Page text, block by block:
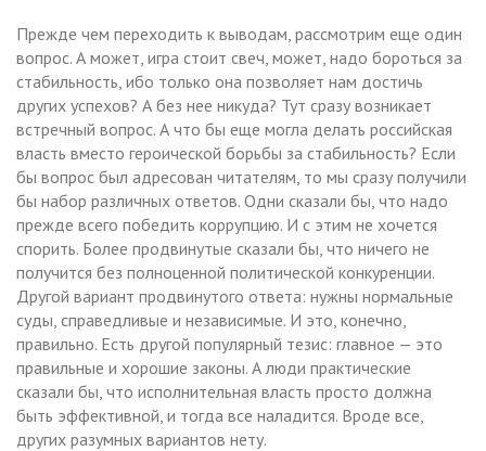
Прежде чем переходить к выводам, рассмотрим еще один
вопрос. А может, игра стоит свеч, может, надо бороться за
стабильность, ибо только она позволяет нам достичь
других успехов? А без нее никуда? Тут сразу возникает
встречный вопрос. А что бы еще могла делать российская
власть вместо героической борьбы за стабильность? Если
бы вопрос был адресован читателям, то мы сразу получили
бы набор различных ответов. Одни сказали бы, что надо
прежде всего победить коррупцию. И с этим не хочется
спорить. Более продвинутые сказали бы, что ничего не
получится без полноценной политической конкуренции.
Другой вариант продвинутого ответа: нужны нормальные
суды, справедливые и независимые. И это, конечно,
правильно. Есть другой популярный тезис: главное — это
правильные и хорошие законы. А люди практические
сказали бы, что исполнительная власть просто должна
быть эффективной, и тогда все наладится. Вроде все,
других разумных вариантов нету.